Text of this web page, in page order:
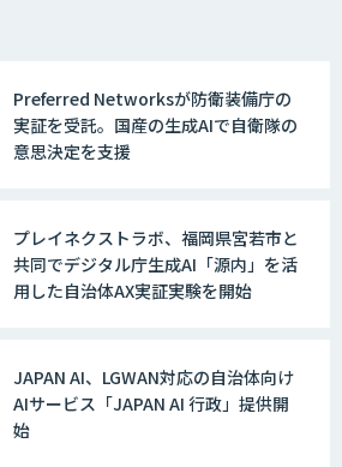
物流チェッカー
AI 受託開発・導入支援
Preferred Networksが防衛装備庁の
実証を受託。国産の生成AIで自衛隊の
意思決定を支援
プレイネクストラボ、福岡県宮若市と
共同でデジタル庁生成AI「源内」を活
用した自治体AX実証実験を開始
JAPAN AI、LGWAN対応の自治体向け
AIサービス「JAPAN AI 行政」提供開
始